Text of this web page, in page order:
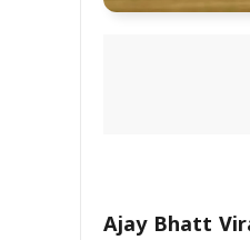
Ajay Bhatt